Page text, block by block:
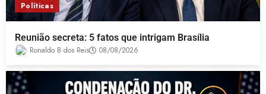
Políticas
Reunião secreta: 5 fatos que intrigam Brasília
Ronaldo B dos Reis 08/08/2026